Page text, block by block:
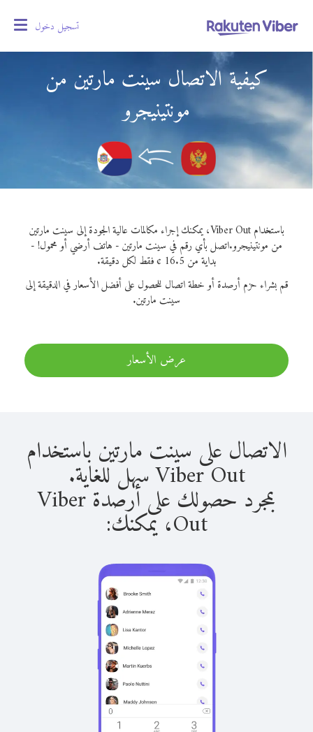
تسجيل دخول
كيفية الاتصال سينت مارتين من
مونتينيجرو
باستخدام Viber Out، يمكنك إجراء مكالمات عالية الجودة إلى سينت مارتين
من مونتينيجرو.اتصل بأي رقم في سينت مارتين - هاتف أرضي أو محمول! -
بداية من 16.5 ¢ فقط لكل دقيقة.
قم بشراء حزم أرصدة أو خطة اتصال للحصول على أفضل الأسعار في الدقيقة إلى
سينت مارتين.
عرض الأسعار
الاتصال على سينت مارتين باستخدام
Viber Out سهل للغاية.
بمجرد حصولك على أرصدة Viber
Out، يمكنك: